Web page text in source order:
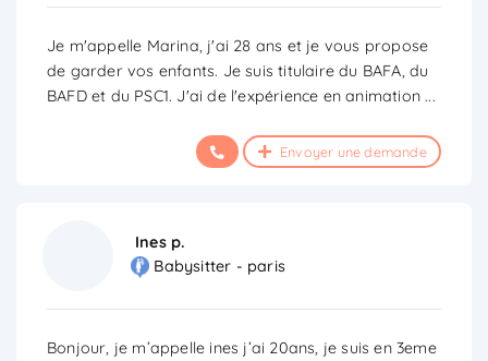
Je m'appelle Marina, j'ai 28 ans et je vous propose
de garder vos enfants. Je suis titulaire du BAFA, du
BAFD et du PSC1. J'ai de l'expérience en animation ...
Envoyer une demande
Ines p.
Babysitter - paris
Bonjour, je m’appelle ines j’ai 20ans, je suis en 3eme